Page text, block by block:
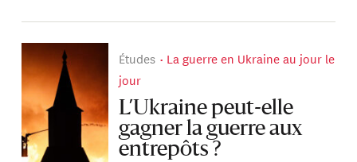
Études
La guerre en Ukraine au jour le
jour
L’Ukraine peut-elle
gagner la guerre aux
entrepôts ?